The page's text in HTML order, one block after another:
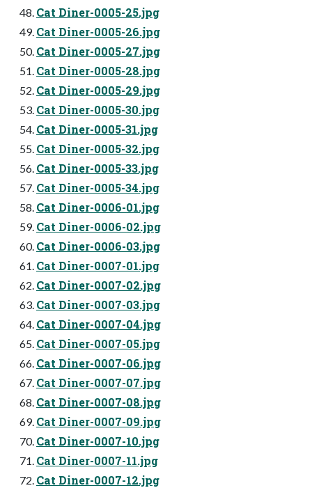
Cat Diner-0005-25.jpg
Cat Diner-0005-26.jpg
Cat Diner-0005-27.jpg
Cat Diner-0005-28.jpg
Cat Diner-0005-29.jpg
Cat Diner-0005-30.jpg
Cat Diner-0005-31.jpg
Cat Diner-0005-32.jpg
Cat Diner-0005-33.jpg
Cat Diner-0005-34.jpg
Cat Diner-0006-01.jpg
Cat Diner-0006-02.jpg
Cat Diner-0006-03.jpg
Cat Diner-0007-01.jpg
Cat Diner-0007-02.jpg
Cat Diner-0007-03.jpg
Cat Diner-0007-04.jpg
Cat Diner-0007-05.jpg
Cat Diner-0007-06.jpg
Cat Diner-0007-07.jpg
Cat Diner-0007-08.jpg
Cat Diner-0007-09.jpg
Cat Diner-0007-10.jpg
Cat Diner-0007-11.jpg
Cat Diner-0007-12.jpg